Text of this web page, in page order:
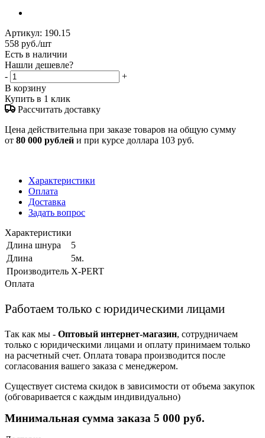
Артикул: 190.15
558 руб./шт
Есть в наличии
Нашли дешевле?
-
+
В корзину
Купить в 1 клик
Рассчитать доставку
Цена действительна при заказе товаров на общую сумму
от 80 000 рублей и при курсе доллара 103 руб.
Характеристики
Оплата
Доставка
Задать вопрос
Характеристики
Длина шнура
5
Длина
5м.
Производитель X-PERT
Оплата
Работаем только с юридическими лицами
Так как мы - Оптовый интернет-магазин, сотрудничаем
только с юридическими лицами и оплату принимаем только
на расчетный счет. Оплата товара производится после
согласования вашего заказа с менеджером.
Существует система скидок в зависимости от объема закупок
(обговаривается с каждым индивидуально)
Минимальная сумма заказа 5 000 руб.